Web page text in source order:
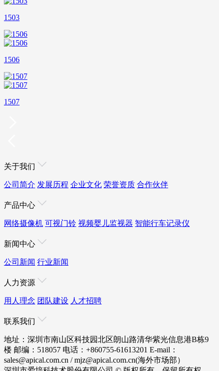
1503
1506
1507
关于我们
公司简介 发展历程 企业文化 荣誉资质 合作伙伴
产品中心
网络摄像机 可视门铃 视频婴儿监视器 智能行车记录仪
新闻中心
公司新闻 行业新闻
人力资源
用人理念 团队建设 人才招聘
联系我们
地址：深圳市南山区科技园北区朗山路清华紫光信息港B栋9
楼 邮编：518057 电话：+860755-61613201 E-mail：
sales@apical.com.cn / mjz@apical.com.cn(海外市场部）